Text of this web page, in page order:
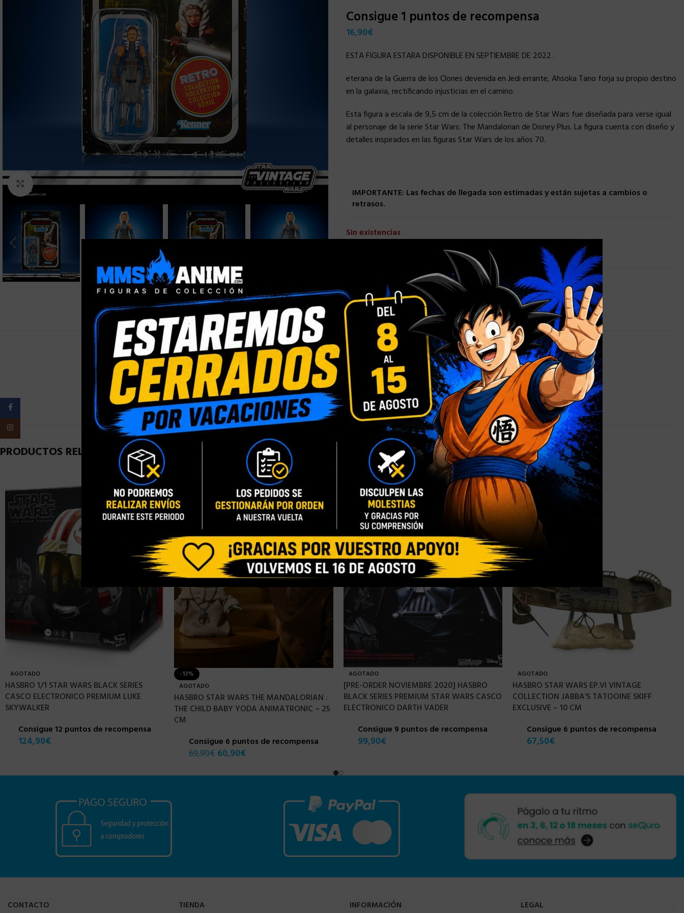
Clic para ampliar
Consigue 1 puntos de recompensa
16,90€
ESTA FIGURA ESTARA DISPONIBLE EN SEPTIEMBRE DE 2022 .
eterana de la Guerra de los Clones devenida en Jedi errante, Ahsoka Tano forja su propio destino
en la galaxia, rectificando injusticias en el camino.
Esta figura a escala de 9,5 cm de la colección Retro de Star Wars fue diseñada para verse igual
al personaje de la serie Star Wars: The Mandalorian de Disney Plus. La figura cuenta con diseño y
detalles inspirados en las figuras Star Wars de los años 70.
IMPORTANTE: Las fechas de llegada son estimadas y están sujetas a cambios o
retrasos.
Sin existencias
Añadir a la lista de deseos
Categorías: HASBRO,HASBRO STAR WARS
Compartir:
INFORMACIÓN ADICIONAL
PESO 0,9 kg
PRODUCTOS RELACIONADOS
AGOTADO
HASBRO 1/1 STAR WARS BLACK SERIES
CASCO ELECTRONICO PREMIUM LUKE
SKYWALKER
Consigue 12 puntos de recompensa
124,90€
-13%
AGOTADO
HASBRO STAR WARS THE MANDALORIAN :
THE CHILD BABY YODA ANIMATRONIC – 25
CM
Consigue 6 puntos de recompensa
69,90€ 60,90€
AGOTADO
[PRE-ORDER NOVIEMBRE 2020] HASBRO
BLACK SERIES PREMIUM STAR WARS CASCO
ELECTRONICO DARTH VADER
Consigue 9 puntos de recompensa
99,90€
AGOTADO
HASBRO STAR WARS EP.VI VINTAGE
COLLECTION JABBA’S TATOOINE SKIFF
EXCLUSIVE – 10 CM
Consigue 6 puntos de recompensa
67,50€
CONTACTO TIENDA INFORMACIÓN LEGAL